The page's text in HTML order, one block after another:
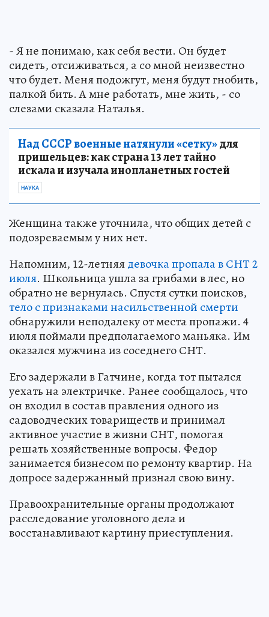
- Я не понимаю, как себя вести. Он будет
сидеть, отсиживаться, а со мной неизвестно
что будет. Меня подожгут, меня будут гнобить,
палкой бить. А мне работать, мне жить, - со
слезами сказала Наталья.
Над СССР военные натянули «сетку»для
пришельцев: как страна 13 лет тайно
искала и изучала инопланетных гостей
НАУКА
Женщина также уточнила, что общих детей с
подозреваемым у них нет.
Напомним, 12-летняядевочка пропала в СНТ 2
июля. Школьница ушла за грибами в лес, но
обратно не вернулась. Спустя сутки поисков,
тело с признаками насильственной смерти
обнаружили неподалеку от места пропажи. 4
июля поймали предполагаемого маньяка. Им
оказался мужчина из соседнего СНТ.
Его задержали в Гатчине, когда тот пытался
уехать на электричке. Ранее сообщалось, что
он входил в состав правления одного из
садоводческих товариществ и принимал
активное участие в жизни СНТ, помогая
решать хозяйственные вопросы. Федор
занимается бизнесом по ремонту квартир. На
допросе задержанный признал свою вину.
Правоохранительные органы продолжают
расследование уголовного дела и
восстанавливают картину приеступления.